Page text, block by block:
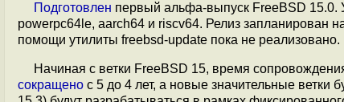
Подготовлен первый альфа-выпуск FreeBSD 15.0.
powerpc64le, aarch64 и riscv64. Релиз запланирован
помощи утилиты freebsd-update пока не реализовано.
Начиная с ветки FreeBSD 15, время
сокращено с 5 до 4 лет, а новые значительные ветки